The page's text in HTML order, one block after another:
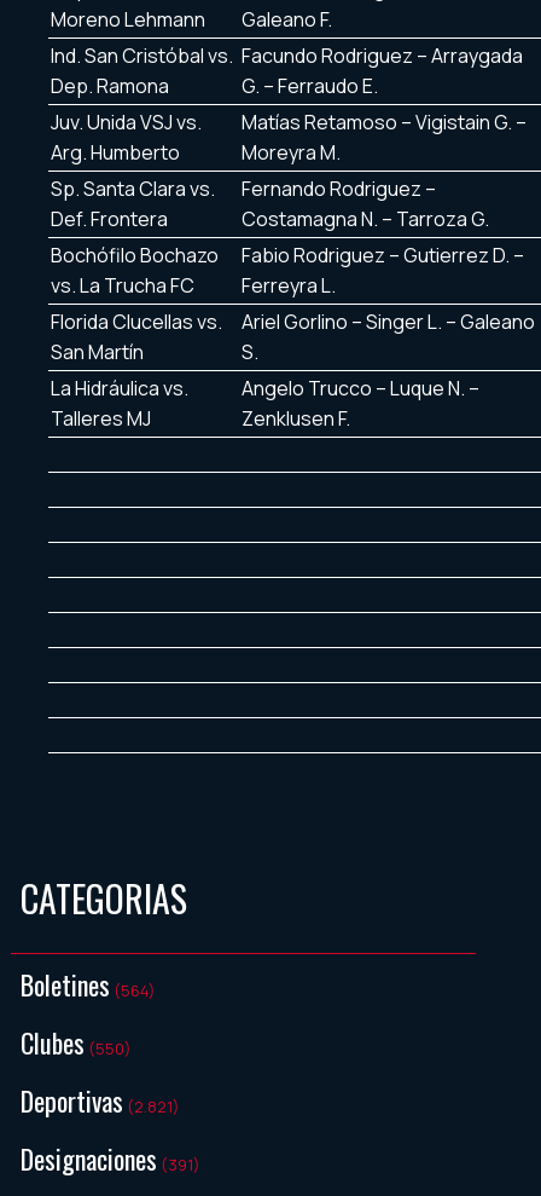
Moreno Lehmann
Galeano F.
Ind. San Cristóbal vs.
Dep. Ramona
Facundo Rodriguez – Arraygada
G. – Ferraudo E.
Juv. Unida VSJ vs.
Arg. Humberto
Matías Retamoso – Vigistain G. –
Moreyra M.
Sp. Santa Clara vs.
Def. Frontera
Fernando Rodriguez –
Costamagna N. – Tarroza G.
Bochófilo Bochazo
vs. La Trucha FC
Fabio Rodriguez – Gutierrez D. –
Ferreyra L.
Florida Clucellas vs.
San Martín
Ariel Gorlino – Singer L. – Galeano
S.
La Hidráulica vs.
Talleres MJ
Angelo Trucco – Luque N. –
Zenklusen F.
CATEGORIAS
Boletines (564)
Clubes (550)
Deportivas (2.821)
Designaciones (391)